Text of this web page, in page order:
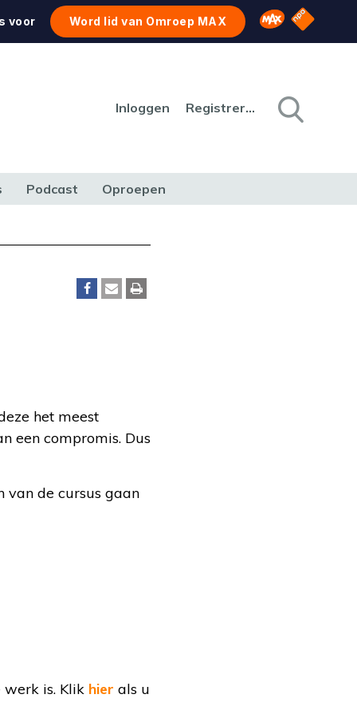
voor Word lid van Omroep MAX Omroep MAX
NPO
Inloggen Registreren
Podcast Oproepen
het meest
een compromis. Dus
van de cursus gaan
is. Klik hier als u